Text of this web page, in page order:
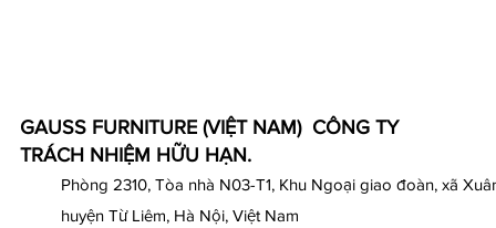
GAUSS FURNITURE (VIỆT NAM) CÔNG TY
TRÁCH NHIỆM HỮU HẠN.
Phòng 2310, Tòa nhà N03-T1, Khu Ngoại giao đoàn, xã
huyện Từ Liêm, Hà Nội, Việt Nam